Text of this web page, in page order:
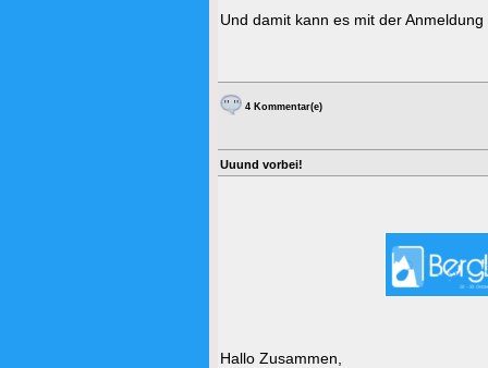
Und damit kann es mit der
4 Kommentar(e)
Uuund vorbei!
Hallo Zusammen,